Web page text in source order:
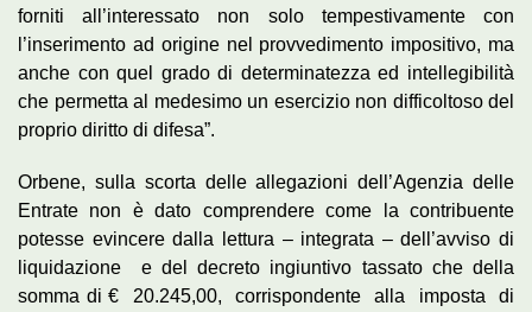
forniti all’interessato non solo tempestivamente con
l’inserimento ad origine nel provvedimento impositivo, ma
anche con quel grado di determinatezza ed intellegibilità
che permetta al medesimo un esercizio non difficoltoso del
proprio diritto di difesa”.
Orbene, sulla scorta delle allegazioni dell’Agenzia delle
Entrate non è dato comprendere come la contribuente
potesse evincere dalla lettura – integrata – dell’avviso di
liquidazione e del decreto ingiuntivo tassato che della
somma di € 20.245,00, corrispondente alla imposta di